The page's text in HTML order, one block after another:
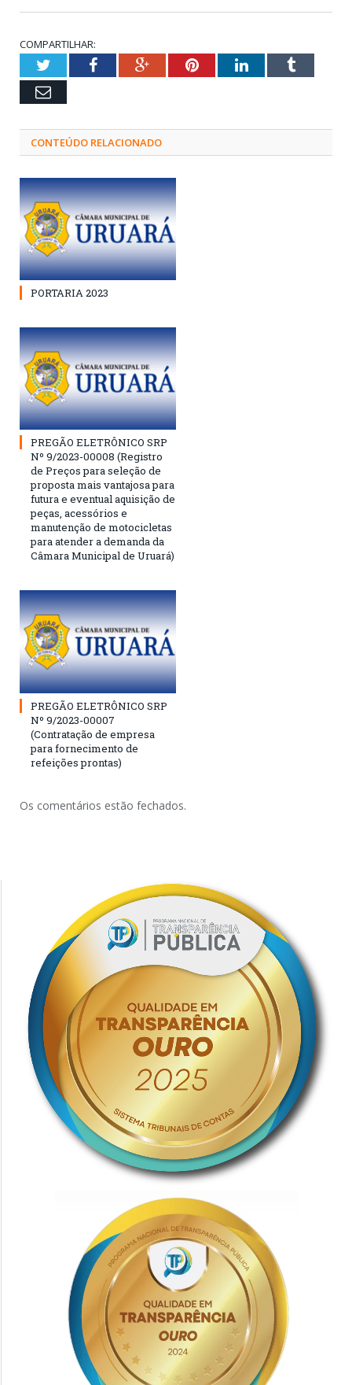
COMPARTILHAR:
TwitterFacebookGoogle+PinterestLinkedInTumblr
Email
CONTEÚDO RELACIONADO
PORTARIA 2023
PREGÃO ELETRÔNICO SRP
Nº 9/2023-00008 (Registro
de Preços para seleção de
proposta mais vantajosa para
futura e eventual aquisição de
peças, acessórios e
manutenção de motocicletas
para atender a demanda da
Câmara Municipal de Uruará)
PREGÃO ELETRÔNICO SRP
Nº 9/2023-00007
(Contratação de empresa
para fornecimento de
refeições prontas)
Os comentários estão fechados.